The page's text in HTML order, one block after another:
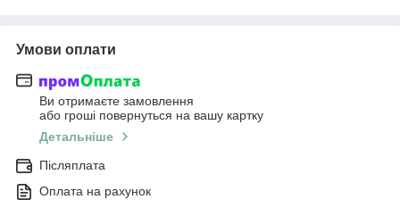
Умови оплати
Ви отримаєте замовлення
або гроші повернуться на вашу картку
Детальніше
Післяплата
Оплата на рахунок